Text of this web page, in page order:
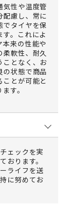
気性や温度管
配慮し、常に
でタイヤを保
す。これによ
本来の性能や
柔軟性、耐久
ことなく、お
の状態で商品
ことが可能と
す。
ェックを実
おります。
ライフを送
に努めてお